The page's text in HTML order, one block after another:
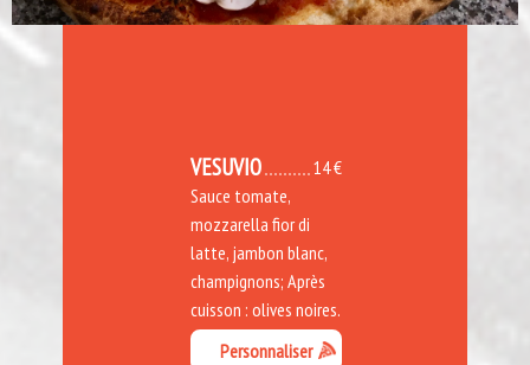
14 €
VESUVIO
Sauce tomate,
mozzarella fior di
latte, jambon blanc,
champignons; Après
cuisson : olives noires.
Personnaliser